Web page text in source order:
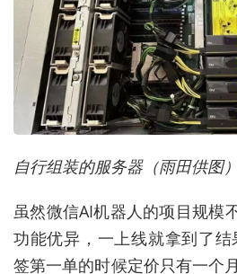
自行组装的服务器（雨田供图）
虽然微信AI机器人的项目规模
功能优异，一上线就拿到了结
签第一单的时候定价只有一个